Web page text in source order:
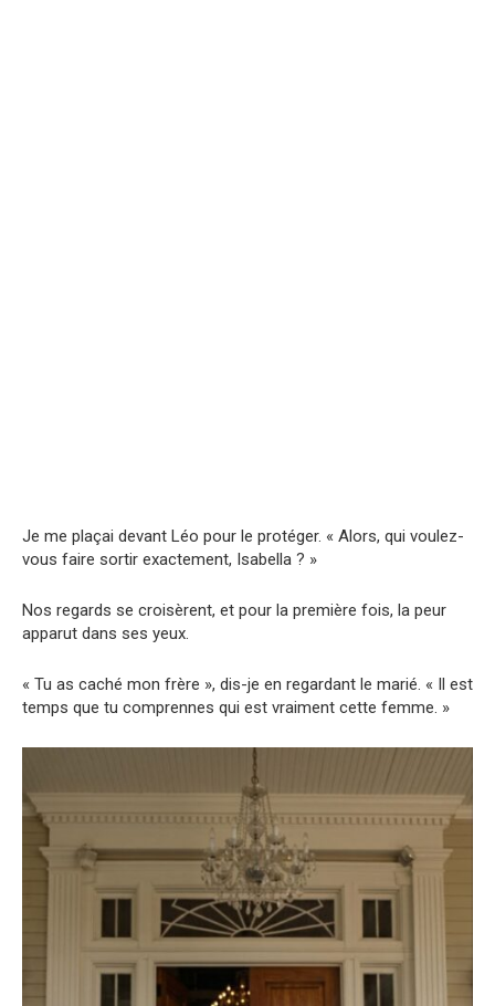
Je me plaçai devant Léo pour le protéger. « Alors, qui voulez-
vous faire sortir exactement, Isabella ? »
Nos regards se croisèrent, et pour la première fois, la peur
apparut dans ses yeux.
« Tu as caché mon frère », dis-je en regardant le marié. « Il est
temps que tu comprennes qui est vraiment cette femme. »